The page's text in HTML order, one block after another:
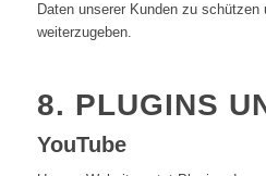
Daten unserer Kunden zu
weiterzugeben.
8. PLUGINS
YouTube